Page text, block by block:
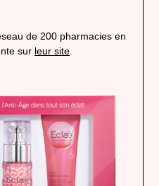
de 200 pharmacies en
sur leur site